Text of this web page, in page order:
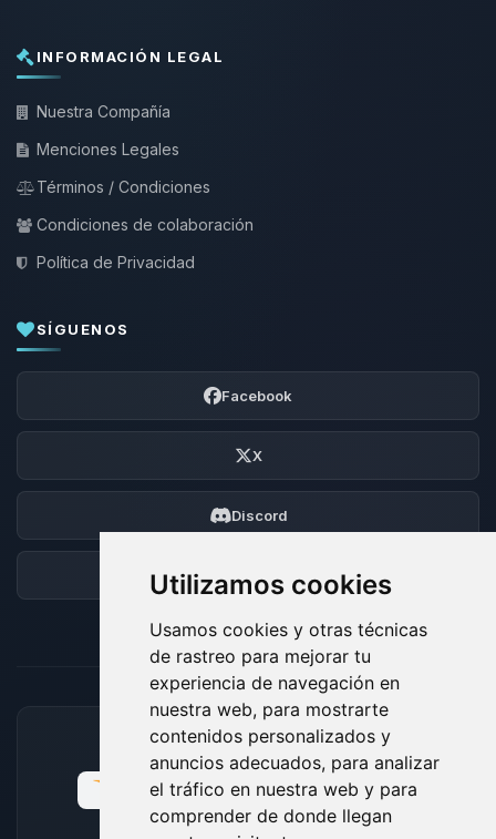
Utilizamos cookies
Usamos cookies y otras técnicas
de rastreo para mejorar tu
experiencia de navegación en
nuestra web, para mostrarte
contenidos personalizados y
anuncios adecuados, para analizar
el tráfico en nuestra web y para
comprender de donde llegan
INFORMACIÓN LEGAL
Nuestra Compañía
Menciones Legales
Términos / Condiciones
Condiciones de colaboración
Política de Privacidad
SÍGUENOS
Facebook
X
Discord
Foro
MÉTODOS DE PAGO ACEPTADOS